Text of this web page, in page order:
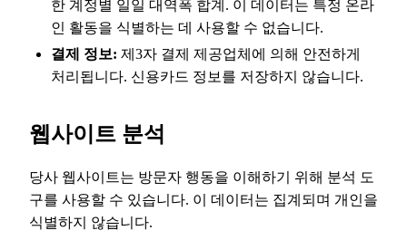
한 계정별 일일 대역폭 합계. 이 데이터는 특정 온라
인 활동을 식별하는 데 사용할 수 없습니다.
결제 정보: 제3자 결제 제공업체에 의해 안전하게
처리됩니다. 신용카드 정보를 저장하지 않습니다.
웹사이트 분석
당사 웹사이트는 방문자 행동을 이해하기 위해 분석 도
구를 사용할 수 있습니다. 이 데이터는 집계되며 개인을
식별하지 않습니다.